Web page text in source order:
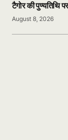
टैगोर की पुण्यतिथि
August 8, 2026